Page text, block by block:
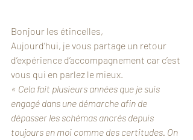
Bonjour les étincelles,
Aujourd’hui, je vous partage un retour
d’expérience d’accompagnement car c’est
vous qui en parlez le mieux.
« Cela fait plusieurs années que je suis
engagé dans une démarche afin de
dépasser les schémas ancrés depuis
toujours en moi comme des certitudes. On